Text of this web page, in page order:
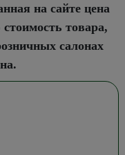
на сайте цена
товара,
салонах